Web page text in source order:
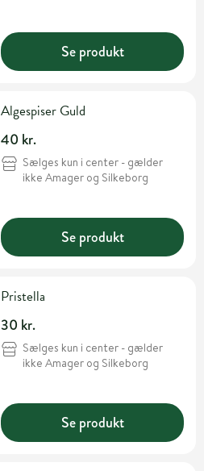
Se produkt
Algespiser Guld
40 kr.
Sælges kun i center - gælder
ikke Amager og Silkeborg
Se produkt
Pristella
30 kr.
Sælges kun i center - gælder
ikke Amager og Silkeborg
Se produkt